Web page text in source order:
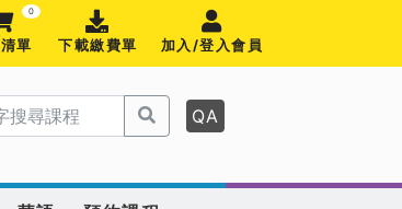
0
單 下載繳費單 加入/登入會員
QA